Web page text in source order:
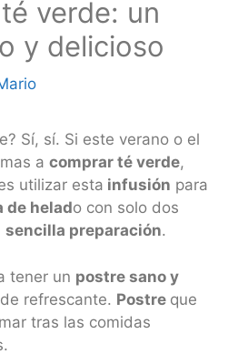
verde: un
y delicioso
Sí, sí. Si este verano o el
a comprar té verde,
utilizar esta infusión para
de helado con solo dos
sencilla preparación.
tener un postre sano y
refrescante. Postre que
tras las comidas